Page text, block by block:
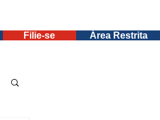
Filie-se Área Restrita